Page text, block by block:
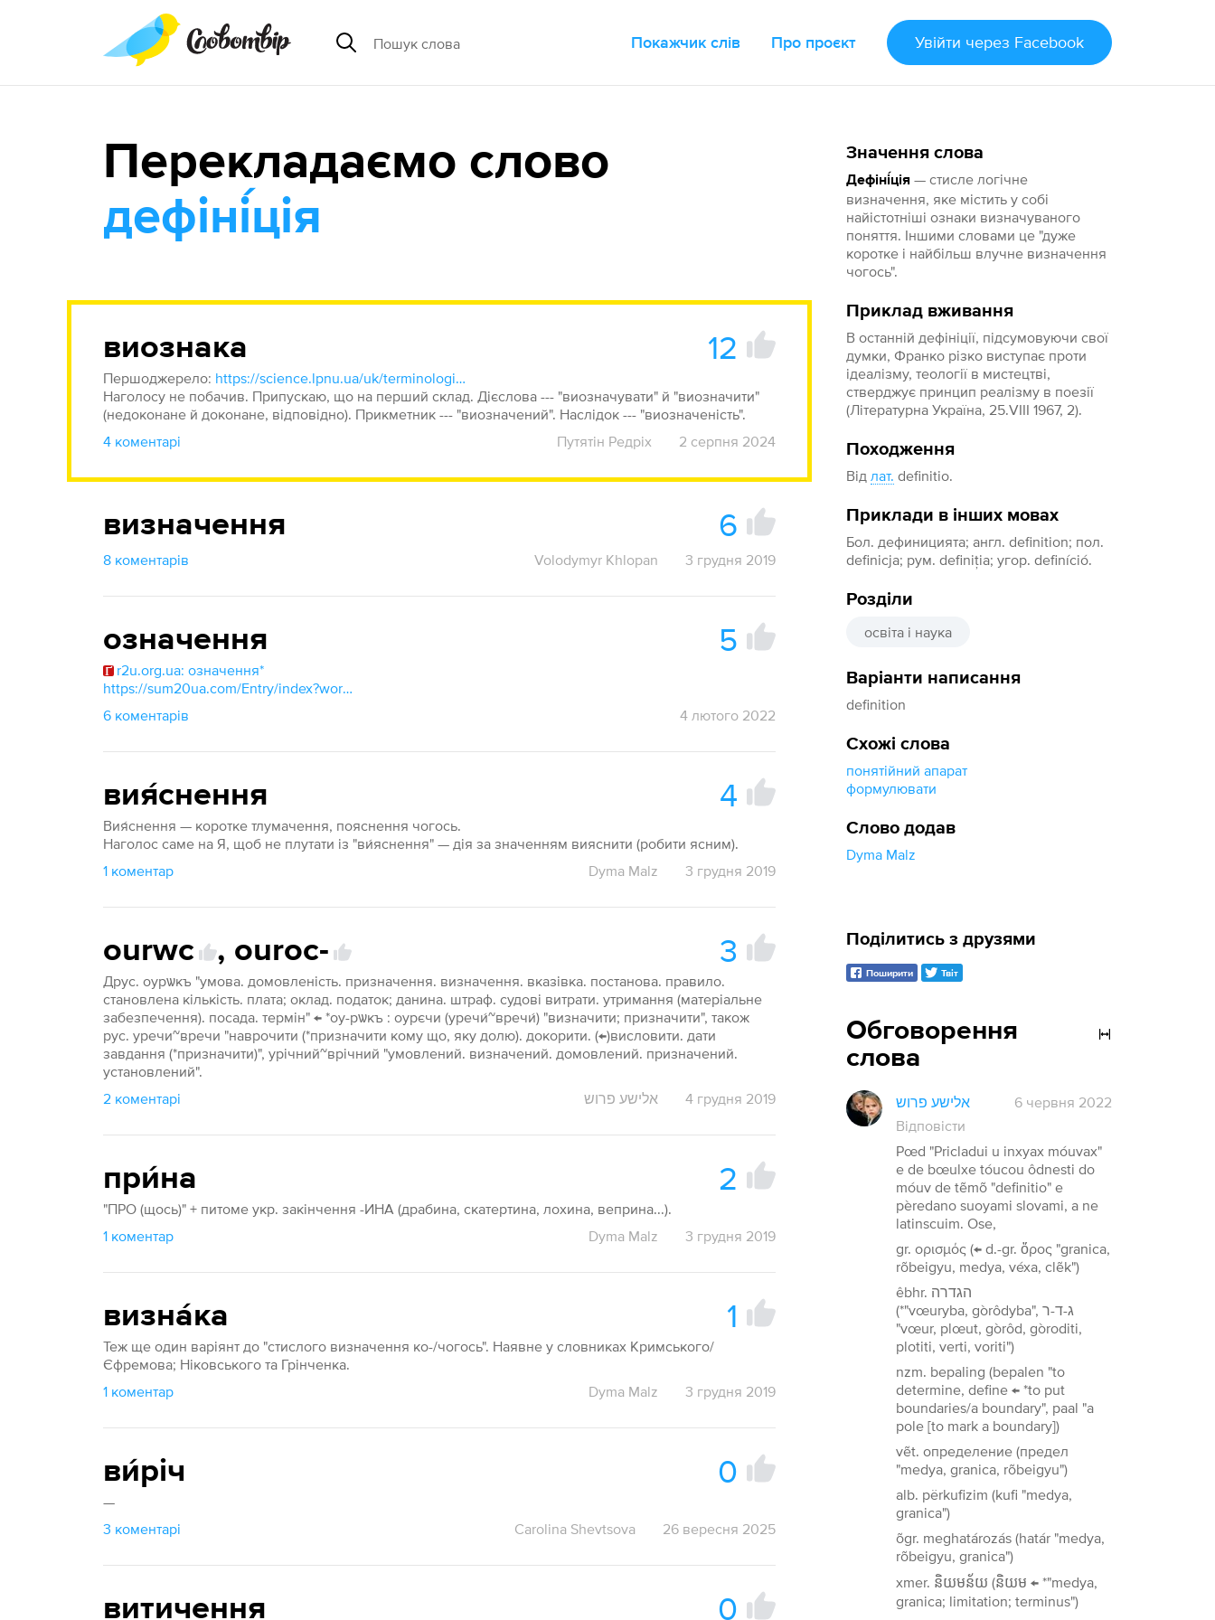
Покажчик слів Про проєкт Увійти через Facebook
Значення слова
Дефіні́ція — стисле логічне
визначення, яке містить у собі
найістотніші ознаки визначуваного
поняття. Іншими словами це "дуже
коротке і найбільш влучне визначення
чогось".
Приклад вживання
В останній дефініції, підсумовуючи свої
думки, Франко різко виступає проти
ідеалізму, теології в мистецтві,
стверджує принцип реалізму в поезії
(Літературна Україна, 25.VIII 1967, 2).
Походження
Від лат. definitio.
Приклади в інших мовах
Бол. дефиницията; англ. definition; пол.
definicja; рум. definiția; угор. definíció.
Розділи
освіта і наука
Варіанти написання
definition
Схожі слова
понятійний апарат
формулювати
Слово додав
Dyma Malz
Перекладаємо слово
дефіні́ція
виознака 12
Першоджерело:
https://science.lpnu.ua/uk/terminologiya/vsi-vypusky/visnyk-no-402-2000/vyznachennya-chy-oznachennya-yakyy-maye-buty
Наголосу не побачив. Припускаю, що на перший склад. Дієслова --- "виозначувати" й "виозначити"
(недоконане й доконане, відповідно). Прикметник --- "виозначений". Наслідок --- "виозначеність".
4 коментарі
Путятін Редріх 2 серпня 2024
визначення 6
8 коментарів Volodymyr Khlopan 3 грудня 2019
означення 5
r2u.org.ua: означення*
https://sum20ua.com/Entry/index?wordid=65576&page=2074
6 коментарів
4 лютого 2022
вия́снення 4
Вия́снення — коротке тлумачення, пояснення чогось.
Наголос саме на Я, щоб не плутати із "ви́яснення" — дія за значенням вияснити (робити ясним).
1 коментар
Dyma Malz 3 грудня 2019
ourwc , ouroc- 3
Друс. оурѡкъ "умова. домовленість. призначення. визначення. вказівка. постанова. правило.
становлена кількість. плата; оклад. податок; данина. штраф. судові витрати. утримання (матеріальне
забезпечення). посада. термін" ← *оу-рѡкъ : оурєчи (уречи́~вречи́) "визначити; призначити", також
рус. уречи~вречи "наврочити (*призначити кому що, яку долю). докорити. (←)висловити. дати
завдання (*призначити)", урічний~врічний "умовлений. визначений. домовлений. призначений.
установлений".
2 коментарі
אלישע פרוש 4 грудня 2019
при́на 2
"ПРО (щось)" + питоме укр. закінчення -ИНА (драбина, скатертина, лохина, веприна...).
1 коментар
Dyma Malz 3 грудня 2019
визна́ка 1
Теж ще один варіянт до "стислого визначення ко-/чогось". Наявне у словниках Кримського/
Єфремова; Ніковського та Грінченка.
1 коментар
Dyma Malz 3 грудня 2019
ви́річ 0
—
3 коментарі
Carolina Shevtsova 26 вересня 2025
витичення 0
Обговорення
слова
אלישע פרוש
6 червня 2022
Відповісти
Pœd "Pricladui u inxyax móuvax"
e de bœulxe tóucou ôdnesti do
móuv de tẽmõ "definitio" e
pèredano suoyami slovami, a ne
latinscuim. Ose,
gr. ορισμός (← d.-gr. ὅρος "granica,
rõbeigyu, medya, véxa, clẽk")
êbhr. הגדרה
(*"vœuryba, gòrôdyba", ג-ד-ר
"vœur, plœut, gòrôd, gòroditi,
plotiti, verti, voriti")
nzm. bepaling (bepalen "to
determine, define ← *to put
boundaries/a boundary", paal "a
pole [to mark a boundary])
vẽt. определение (предел
"medya, granica, rõbeigyu")
alb. përkufizim (kufi "medya,
granica")
õgr. meghatározás (határ "medya,
rõbeigyu, granica")
xmer. និយមន័យ (និយម ← *"medya,
granica; limitation; terminus")
Поділитись з друзями
Поширити Твіт